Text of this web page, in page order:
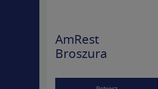
AmRest
Broszura